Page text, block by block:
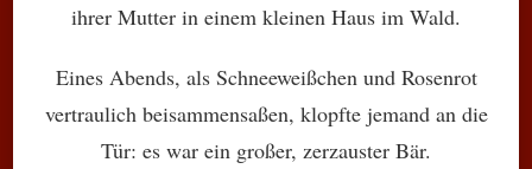
ihrer Mutter in einem kleinen Haus im Wald.
Eines Abends, als Schneeweißchen und Rosenrot
vertraulich beisammensaßen, klopfte jemand an die
Tür: es war ein großer, zerzauster Bär.